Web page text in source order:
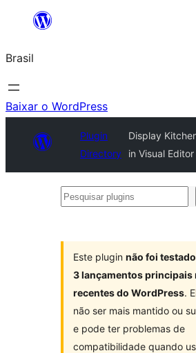
o
conteúdo
Brasil
Baixar o WordPress
Plugin
Directory
Display
in Visual Editor
Pesquisar
Este plugin não foi
3 lançamentos principais
recentes do WordPress.
não ser mais mantido ou
e pode ter problemas de
compatibilidade quando